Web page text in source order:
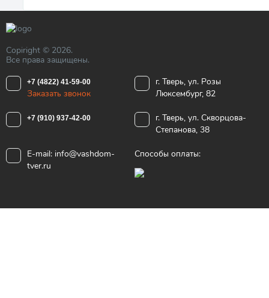
Copiright © 2026.
Все права защищены.
+7 (4822) 41-59-00
Заказать звонок
г. Тверь, ул. Розы
Люксембург, 82
+7 (910) 937-42-00
г. Тверь, ул. Скворцова-
Степанова, 38
E-mail: info@vashdom-
tver.ru
Способы оплаты: